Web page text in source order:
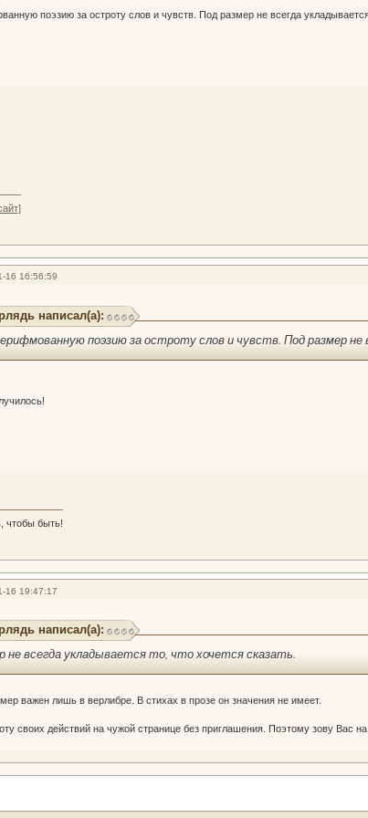
поэзию за остроту слов и чувств. Под размер не всегда укладывается
16 16:56:59
написал(а):
поэзию за остроту слов и чувств. Под размер
чтобы быть!
16 19:47:17
написал(а):
не всегда укладывается то, что хочется сказать.
важен лишь в верлибре. В стихах в прозе он значения не имеет.
своих действий на чужой странице без приглашения. Поэтому зову Вас